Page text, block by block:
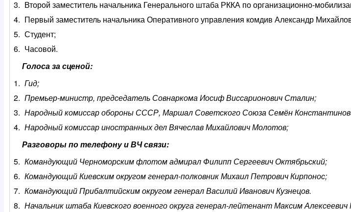
Второй заместитель начальника Генерального штаба РККА по организационно-
Первый заместитель начальника Оперативного управления комдив Александр
Студент;
Часовой.
Голоса за сценой:
Гид;
Премьер-министр, председатель Совнаркома Иосиф Виссарионович Сталин;
Народный комиссар обороны СССР, Маршал Советского Союза Семён
Народный комиссар иностранных дел Вячеслав Михайлович Молотов;
Разговоры по телефону и ВЧ связи:
Командующий Черноморским флотом адмирал Филипп Сергеевич Октябрьский;
Командующий Киевским округом генерал-полковник Михаил Петрович Кирпонос;
Командующий Прибалтийским округом генерал Василий Иванович Кузнецов.
Начальник штаба Киевского военного округа генерал-лейтенант Максим Алексеевич